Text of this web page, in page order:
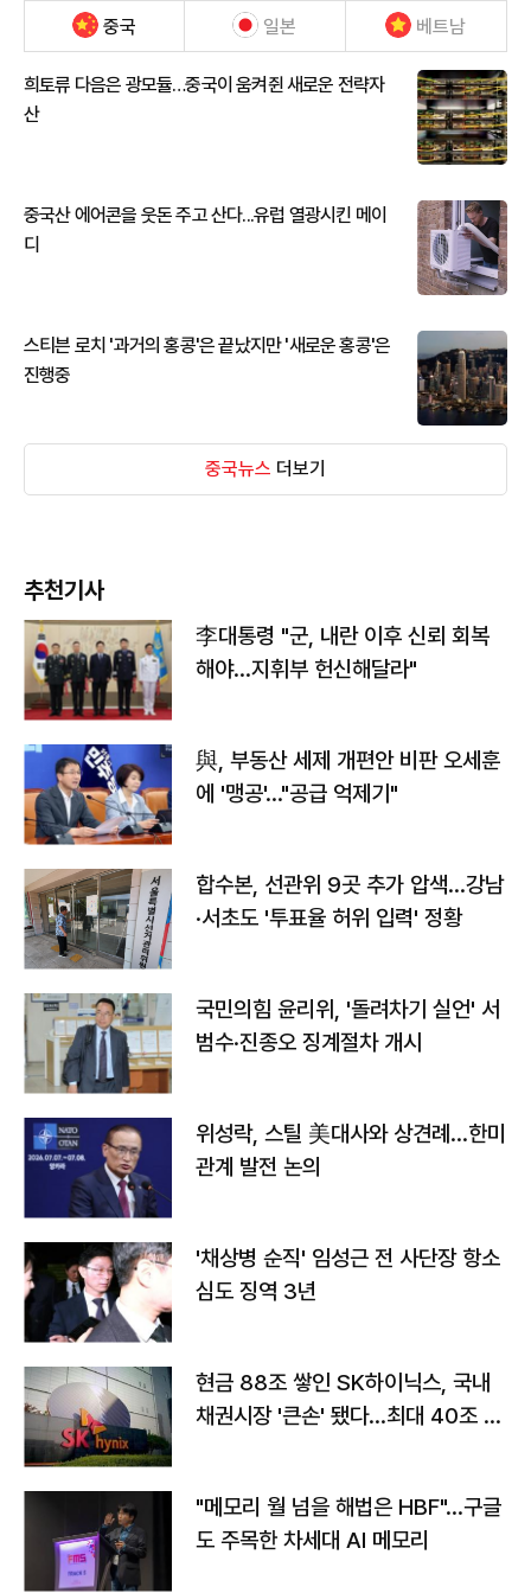
중국 일본 베트남
희토류 다음은 광모듈…중국이 움켜쥔 새로운 전략자
산
중국산 에어콘을 웃돈 주고 산다...유럽 열광시킨 메이
디
스티븐 로치 '과거의 홍콩'은 끝났지만 '새로운 홍콩'은
진행중
중국뉴스 더보기
추천기사
李대통령 "군, 내란 이후 신뢰 회복
해야…지휘부 헌신해달라"
與, 부동산 세제 개편안 비판 오세훈
에 '맹공'…"공급 억제기"
합수본, 선관위 9곳 추가 압색…강남
·서초도 '투표율 허위 입력' 정황
국민의힘 윤리위, '돌려차기 실언' 서
범수·진종오 징계절차 개시
위성락, 스틸 美대사와 상견례…한미
관계 발전 논의
'채상병 순직' 임성근 전 사단장 항소
심도 징역 3년
현금 88조 쌓인 SK하이닉스, 국내
채권시장 '큰손' 됐다…최대 40조 투
"메모리 월 넘을 해법은 HBF"…구글
도 주목한 차세대 AI 메모리